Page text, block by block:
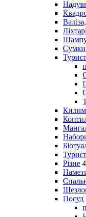
Ліхтарі
Сумки
Різне 4
Посуд